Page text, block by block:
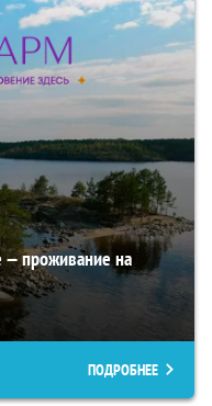
— проживание на
ПОДРОБНЕЕ